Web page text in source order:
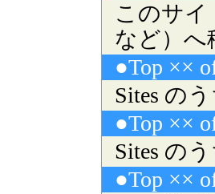
このサ
など）へ
●Top ××
Sites の
●Top ××
Sites の
●Top ××